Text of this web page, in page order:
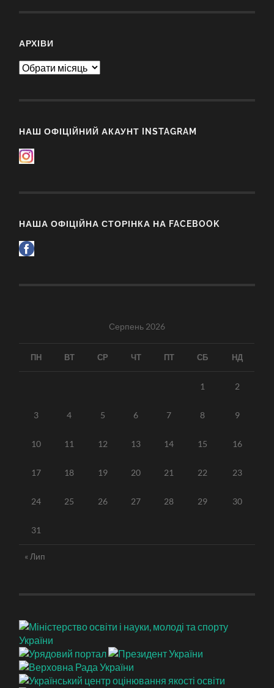
АРХІВИ
Архіви
НАШ ОФІЦІЙНИЙ АКАУНТ INSTAGRAM
НАША ОФІЦІЙНА СТОРІНКА НА FACEBOOK
Серпень 2026
ПН ВТ СР ЧТ ПТ СБ НД
1 2
3 4 5 6 7 8 9
10 11 12 13 14 15 16
17 18 19 20 21 22 23
24 25 26 27 28 29 30
31
« Лип